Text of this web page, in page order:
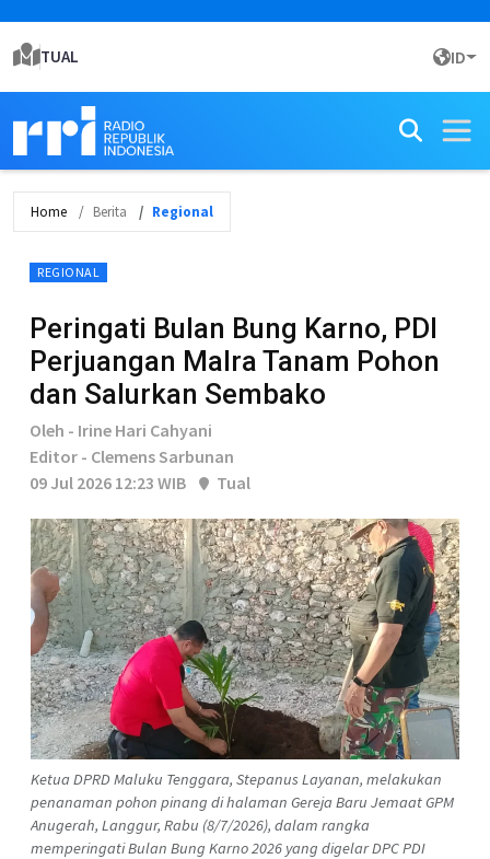
TUAL ID
Home Berita Regional
REGIONAL
Peringati Bulan Bung Karno, PDI
Perjuangan Malra Tanam Pohon
dan Salurkan Sembako
Oleh - Irine Hari Cahyani
Editor - Clemens Sarbunan
09 Jul 2026 12:23 WIB
Tual
Ketua DPRD Maluku Tenggara, Stepanus Layanan, melakukan
penanaman pohon pinang di halaman Gereja Baru Jemaat GPM
Anugerah, Langgur, Rabu (8/7/2026), dalam rangka
memperingati Bulan Bung Karno 2026 yang digelar DPC PDI